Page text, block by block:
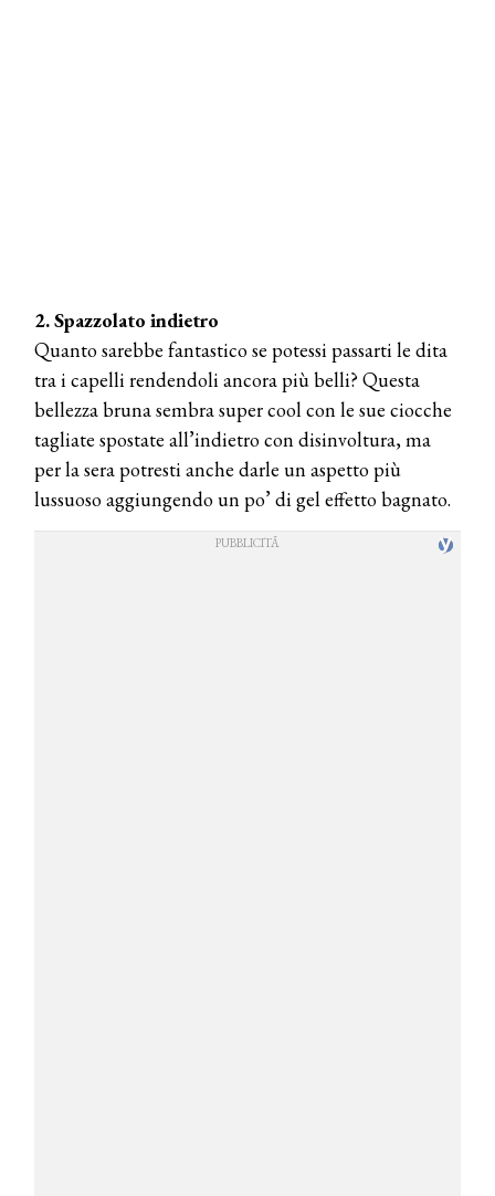
2. Spazzolato indietro
Quanto sarebbe fantastico se potessi passarti le dita
tra i capelli rendendoli ancora più belli? Questa
bellezza bruna sembra super cool con le sue ciocche
tagliate spostate all’indietro con disinvoltura, ma
per la sera potresti anche darle un aspetto più
lussuoso aggiungendo un po’ di gel effetto bagnato.